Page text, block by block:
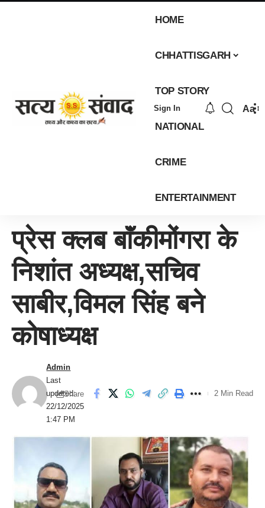
HOME
CHHATTISGARH
TOP STORY
NATIONAL
CRIME
ENTERTAINMENT
Sign In Aa
प्रेस क्लब बाॅंकीमोंगरा के
निशांत अध्यक्ष,सचिव
साबीर,विमल सिंह बने
कोषाध्यक्ष
Last
updated:
22/12/2025
1:47 PM
Admin
Share 2 Min Read